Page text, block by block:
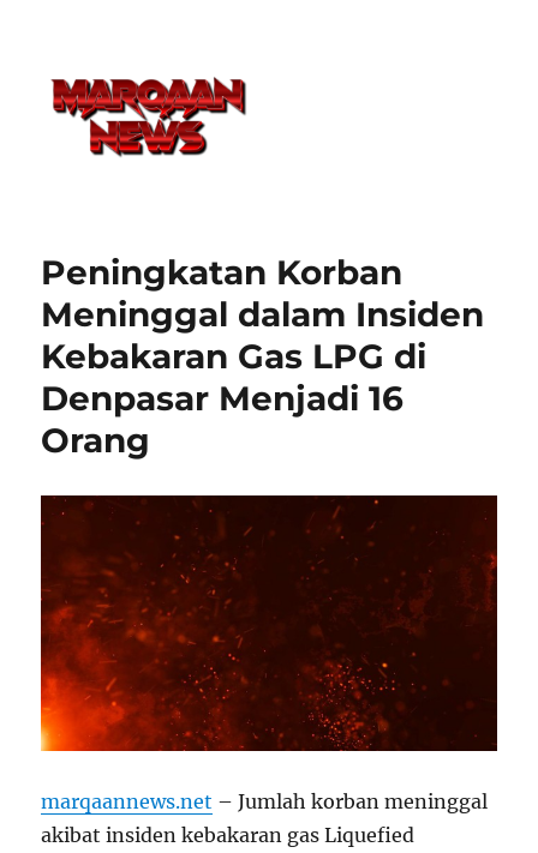
Peningkatan Korban
Meninggal dalam Insiden
Kebakaran Gas LPG di
Denpasar Menjadi 16
Orang
marqaannews.net – Jumlah korban meninggal
akibat insiden kebakaran gas Liquefied